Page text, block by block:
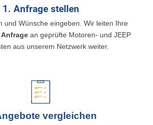
1. Anfrage stellen
und Wünsche eingeben. Wir leiten Ihre
an geprüfte Motoren- und JEEP
aus unserem Netzwerk weiter.
vergleichen